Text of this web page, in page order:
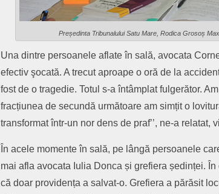
Președinta Tribunalului Satu Mare, Rodica Grosoș
Una dintre persoanele aflate în sală, avocata
efectiv şocată. A trecut aproape o oră de la
fost de o tragedie. Totul s-a întâmplat fulgerător.
fracțiunea de secundă următoare am simțit o
transformat într-un nor dens de praf’’, ne-a
În acele momente în sală, pe lângă persoanele
mai afla avocata Iulia Donca și grefiera ședinței.
că doar providența a salvat-o. Grefiera a părăsit